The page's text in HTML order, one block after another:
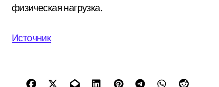
физическая нагрузка.
Источник